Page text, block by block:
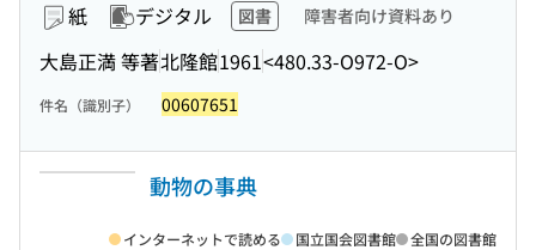
紙 デジタル 図書 障害者向け資料あり
大島正満 等著北隆館1961<480.33-O972-O>
件名（識別子） 00607651
動物の事典
インターネットで読める 国立国会図書館 全国の図書館